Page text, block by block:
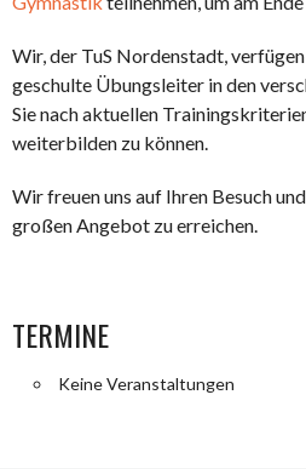
Wir, der TuS Nordenstadt,
geschulte Übungsleiter in den
Sie nach aktuellen
weiterbilden zu können.
Wir freuen uns auf Ihren Besuch
großen Angebot zu erreichen.
TERMINE
Keine Veranstaltungen